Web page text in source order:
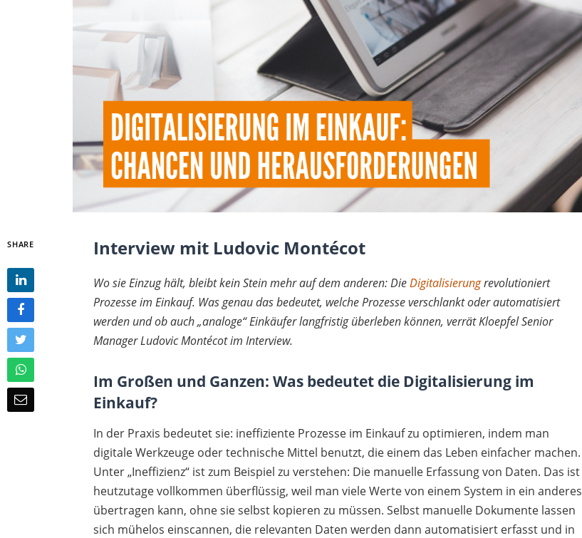
SHARE Interview mit Ludovic Montécot
Wo sie Einzug hält, bleibt kein Stein mehr auf dem anderen: DieDigitalisierungrevolutioniert
Prozesse im Einkauf. Was genau das bedeutet, welche Prozesse verschlankt oder automatisiert
werden und ob auch „analoge“ Einkäufer langfristig überleben können, verrät Kloepfel Senior
Manager Ludovic Montécot im Interview.
Im Großen und Ganzen: Was bedeutet die Digitalisierung im
Einkauf?
In der Praxis bedeutet sie: ineffiziente Prozesse im Einkauf zu optimieren, indem man
digitale Werkzeuge oder technische Mittel benutzt, die einem das Leben einfacher machen.
Unter „Ineffizienz“ ist zum Beispiel zu verstehen: Die manuelle Erfassung von Daten. Das ist
heutzutage vollkommen überflüssig, weil man viele Werte von einem System in ein anderes
übertragen kann, ohne sie selbst kopieren zu müssen. Selbst manuelle Dokumente lassen
sich mühelos einscannen, die relevanten Daten werden dann automatisiert erfasst und in